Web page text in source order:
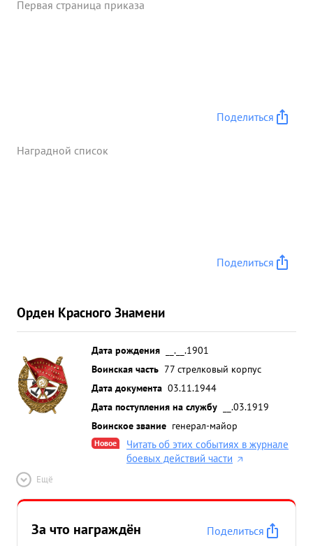
Первая страница приказа
Поделиться
Наградной список
Поделиться
Орден Красного Знамени
Дата рождения
__.__.1901
Воинская часть 77 стрелковый корпус
Дата документа 03.11.1944
Дата поступления на службу
__.03.1919
Воинское звание генерал-майор
Новое
Читать об этих событиях в журнале
боевых действий части
Ещё
За что награждён
Поделиться